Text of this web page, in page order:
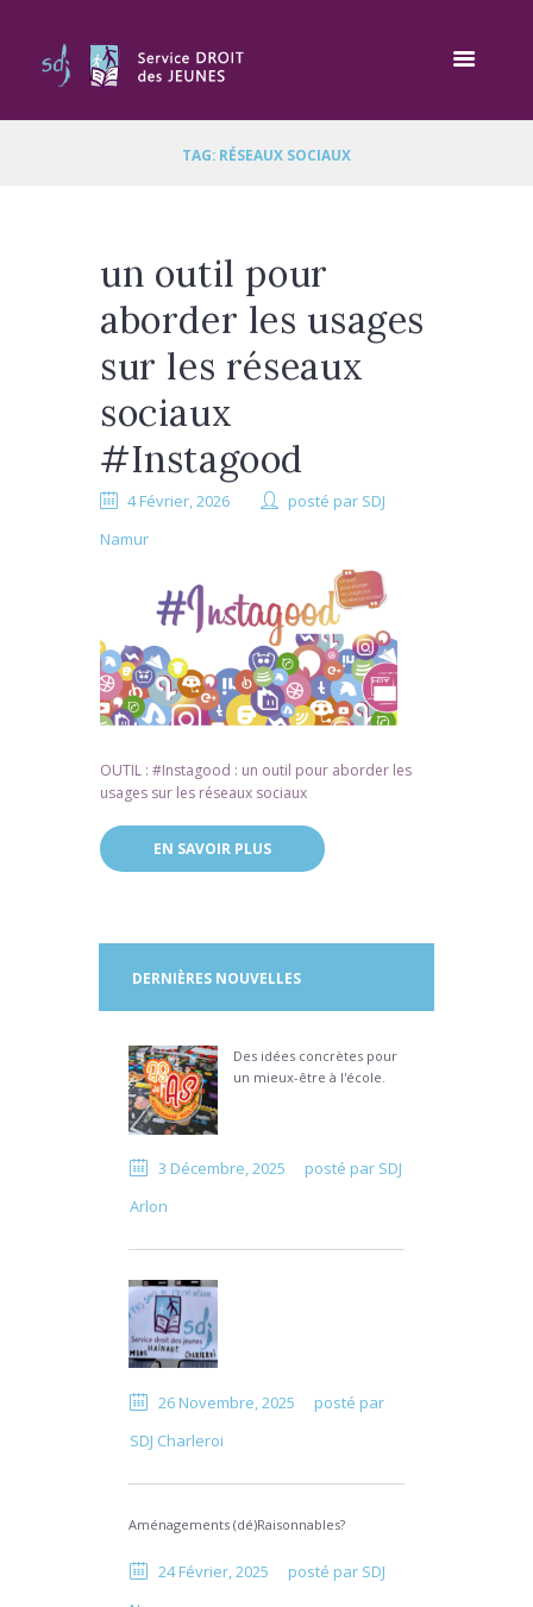
TAG: RÉSEAUX SOCIAUX
un outil pour
aborder les usages
sur les réseaux
sociaux
#Instagood
4 Février, 2026 posté par SDJ
Namur
OUTIL : #Instagood : un outil pour aborder les
usages sur les réseaux sociaux
EN SAVOIR PLUS
DERNIÈRES NOUVELLES
Des idées concrètes pour
un mieux-être à l'école.
3 Décembre, 2025 posté par SDJ
Arlon
26 Novembre, 2025
posté par
SDJ Charleroi
Aménagements (dé)Raisonnables?
24 Février, 2025 posté par SDJ